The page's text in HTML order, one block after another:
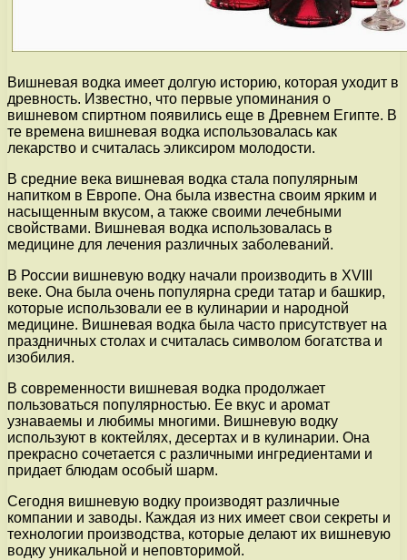
Вишневая водка имеет долгую историю, которая уходит в
древность. Известно, что первые упоминания о
вишневом спиртном появились еще в Древнем Египте. В
те времена вишневая водка использовалась как
лекарство и считалась эликсиром молодости.
В средние века вишневая водка стала популярным
напитком в Европе. Она была известна своим ярким и
насыщенным вкусом, а также своими лечебными
свойствами. Вишневая водка использовалась в
медицине для лечения различных заболеваний.
В России вишневую водку начали производить в XVIII
веке. Она была очень популярна среди татар и башкир,
которые использовали ее в кулинарии и народной
медицине. Вишневая водка была часто присутствует на
праздничных столах и считалась символом богатства и
изобилия.
В современности вишневая водка продолжает
пользоваться популярностью. Ее вкус и аромат
узнаваемы и любимы многими. Вишневую водку
используют в коктейлях, десертах и в кулинарии. Она
прекрасно сочетается с различными ингредиентами и
придает блюдам особый шарм.
Сегодня вишневую водку производят различные
компании и заводы. Каждая из них имеет свои секреты и
технологии производства, которые делают их вишневую
водку уникальной и неповторимой.